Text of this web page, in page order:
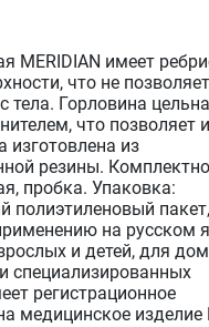
MERIDIAN имеет
что не позволяет
тела. Горловина
что позволяет
изготовлена из
резины.
пробка. Упаковка:
полиэтиленовый пакет,
на русском
и детей, для
специализированных
регистрационное
медицинское